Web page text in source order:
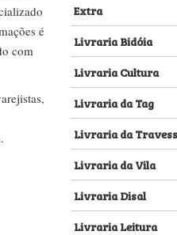
é
com
Extra
Livraria Bidóia
Livraria Cultura
Livraria da Tag
Livraria da
Livraria da Vila
Livraria Disal
Livraria Leitura